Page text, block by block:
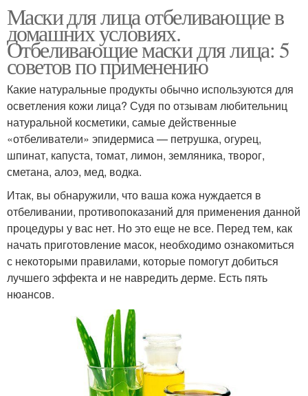
Маски для лица отбеливающие в
домашних условиях.
Отбеливающие маски для лица: 5
советов по применению
Какие натуральные продукты обычно используются для
осветления кожи лица? Судя по отзывам любительниц
натуральной косметики, самые действенные
«отбеливатели» эпидермиса — петрушка, огурец,
шпинат, капуста, томат, лимон, земляника, творог,
сметана, алоэ, мед, водка.
Итак, вы обнаружили, что ваша кожа нуждается в
отбеливании, противопоказаний для применения данной
процедуры у вас нет. Но это еще не все. Перед тем, как
начать приготовление масок, необходимо ознакомиться
с некоторыми правилами, которые помогут добиться
лучшего эффекта и не навредить дерме. Есть пять
нюансов.